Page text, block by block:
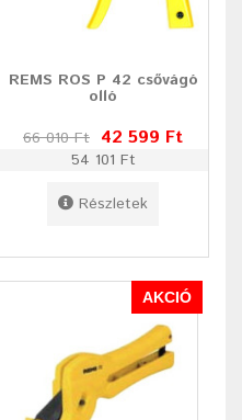
REMS ROS P 42 csővágó
olló
66 010 Ft 42 599 Ft
54 101 Ft
Részletek
AKCIÓ